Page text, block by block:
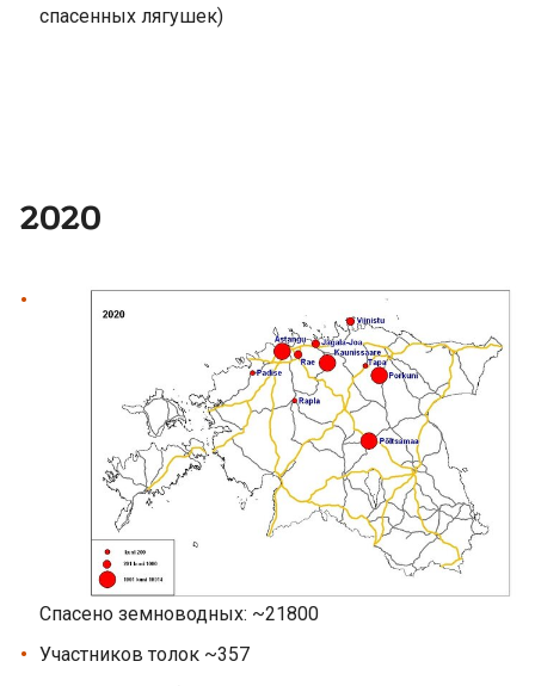
спасенных лягушек)
2020
Спасено земноводных: ~21800
Участников толок ~357